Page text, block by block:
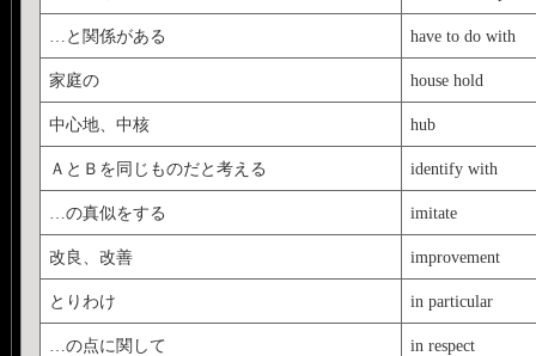
…と関係がある have to do with
家庭の house hold
中心地、中核 hub
ＡとＢを同じものだと考える identify with
…の真似をする imitate
改良、改善 improvement
とりわけ in particular
…の点に関して in respect